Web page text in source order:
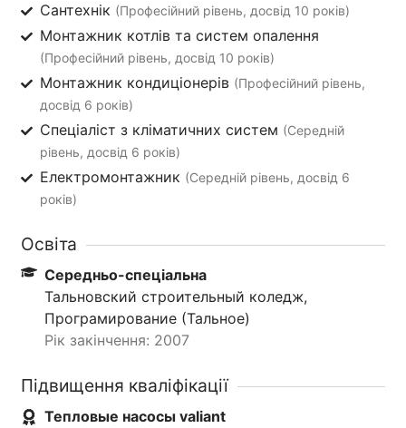
Сантехнік (Професійний рівень, досвід 10 років)
Монтажник котлів та систем опалення
(Професійний рівень, досвід 10 років)
Монтажник кондиціонерів (Професійний рівень,
досвід 6 років)
Спеціаліст з кліматичних систем (Середній
рівень, досвід 6 років)
Електромонтажник (Середній рівень, досвід 6
років)
Освіта
Середньо-спеціальна
Тальновский строительный коледж,
Програмирование (Тальное)
Рік закінчення: 2007
Підвищення кваліфікації
Тепловые насосы valiant